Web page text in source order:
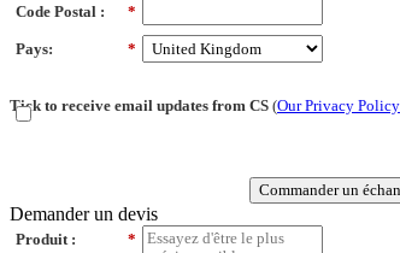
*
Code Postal :
*
Pays:
Tick to receive email updates from CS (Our Privacy Policy
Commander un
Demander un devis
*
Produit :